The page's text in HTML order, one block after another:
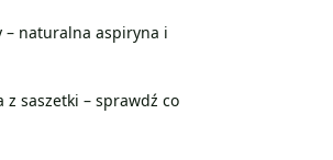
– naturalna aspiryna i
z saszetki – sprawdź co